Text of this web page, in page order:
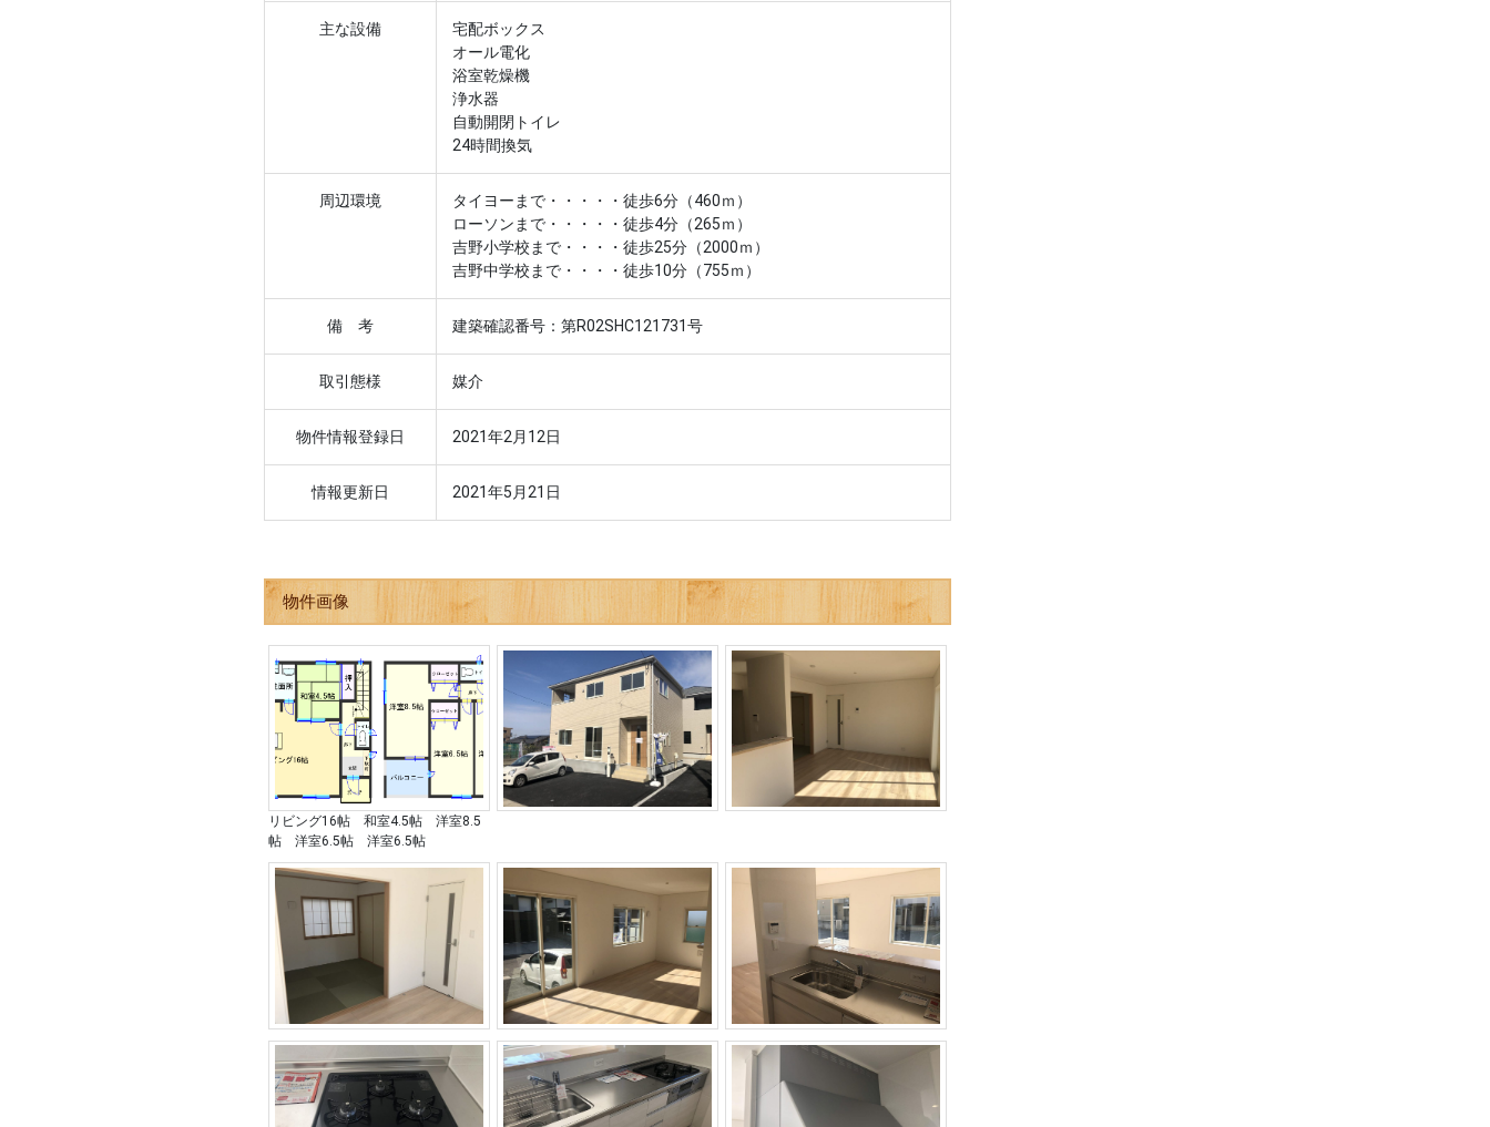
主な設備
宅配ボックス
オール電化
浴室乾燥機
浄水器
自動開閉トイレ
24時間換気
周辺環境
タイヨーまで・・・・・徒歩6分（460ｍ）
ローソンまで・・・・・徒歩4分（265ｍ）
吉野小学校まで・・・・徒歩25分（2000ｍ）
吉野中学校まで・・・・徒歩10分（755ｍ）
備 考 建築確認番号：第R02SHC121731号
取引態様 媒介
物件情報登録日 2021年2月12日
情報更新日 2021年5月21日
物件画像
リビング16帖 和室4.5帖 洋室8.5
帖 洋室6.5帖 洋室6.5帖